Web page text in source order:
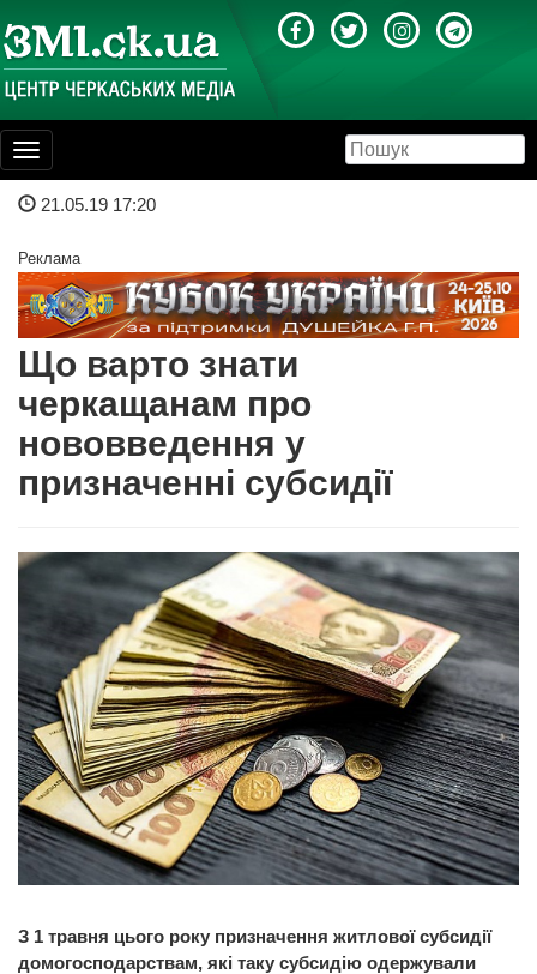
Toggle
navigation
21.05.19 17:20
Реклама
Що варто знати
черкащанам про
нововведення у
призначенні субсидії
З 1 травня цього року призначення житлової субсидії
домогосподарствам, які таку субсидію одержували